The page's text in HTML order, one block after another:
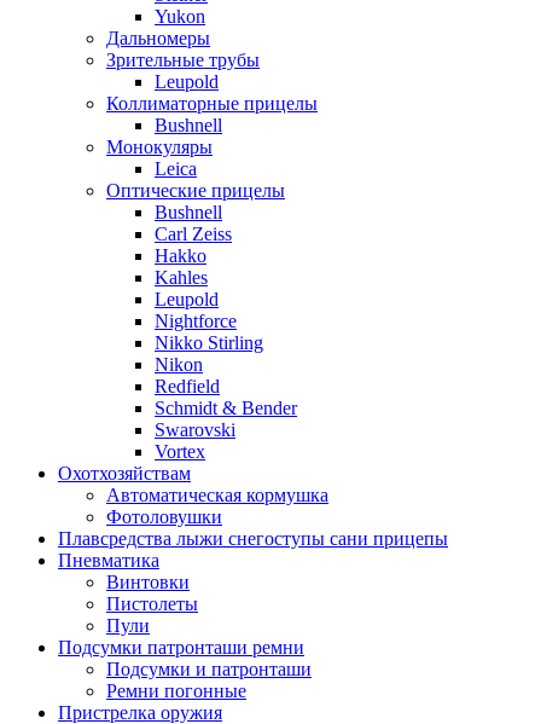
Yukon
Дальномеры
Зрительные трубы
Leupold
Коллиматорные прицелы
Bushnell
Монокуляры
Leica
Оптические прицелы
Bushnell
Carl Zeiss
Hakko
Kahles
Leupold
Nightforce
Nikko Stirling
Nikon
Redfield
Schmidt & Bender
Swarovski
Vortex
Охотхозяйствам
Автоматическая кормушка
Фотоловушки
Плавсредства лыжи снегоступы сани прицепы
Пневматика
Винтовки
Пистолеты
Пули
Подсумки патронташи ремни
Подсумки и патронташи
Ремни погонные
Пристрелка оружия